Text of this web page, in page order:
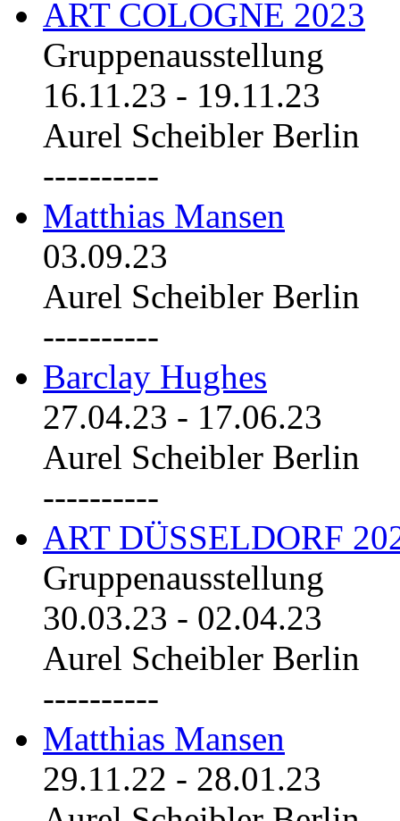
ART COLOGNE 2023
Gruppenausstellung
16.11.23 - 19.11.23
Aurel Scheibler Berlin
----------
Matthias Mansen
03.09.23
Aurel Scheibler Berlin
----------
Barclay Hughes
27.04.23 - 17.06.23
Aurel Scheibler Berlin
----------
ART DÜSSELDORF
Gruppenausstellung
30.03.23 - 02.04.23
Aurel Scheibler Berlin
----------
Matthias Mansen
29.11.22 - 28.01.23